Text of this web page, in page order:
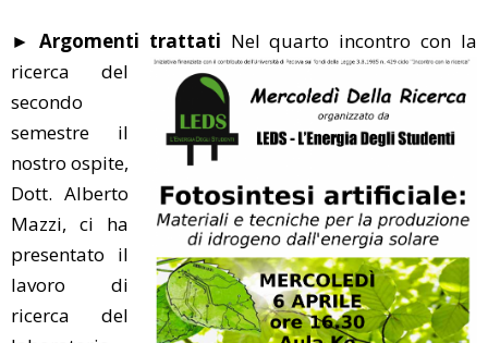
► Argomenti trattati Nel quarto incontro con la
ricerca del
secondo
semestre il
nostro ospite,
Dott. Alberto
Mazzi, ci ha
presentato il
lavoro di
ricerca del